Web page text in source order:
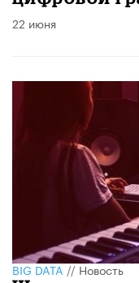
22 июня
BIG DATA//Новость